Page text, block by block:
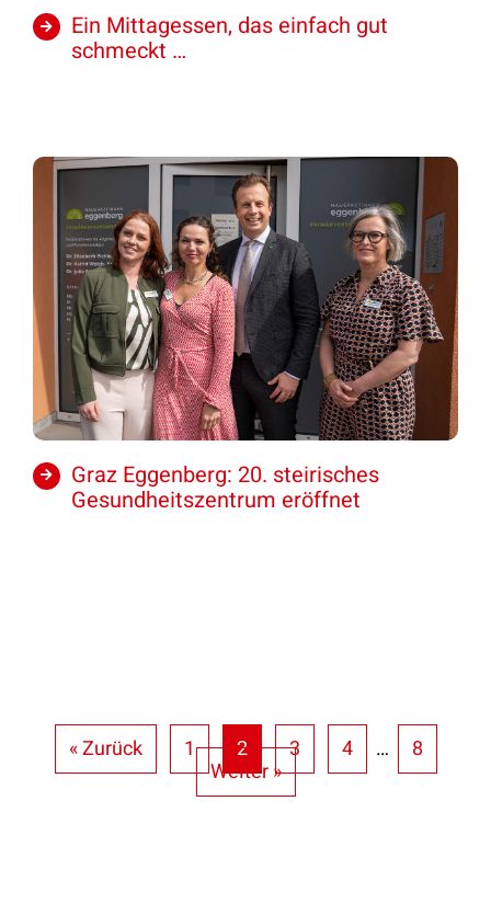
Ein Mittagessen, das einfach gut
schmeckt …
Graz Eggenberg: 20. steirisches
Gesundheitszentrum eröffnet
« Zurück 1 2 3 4 … 8
Weiter »